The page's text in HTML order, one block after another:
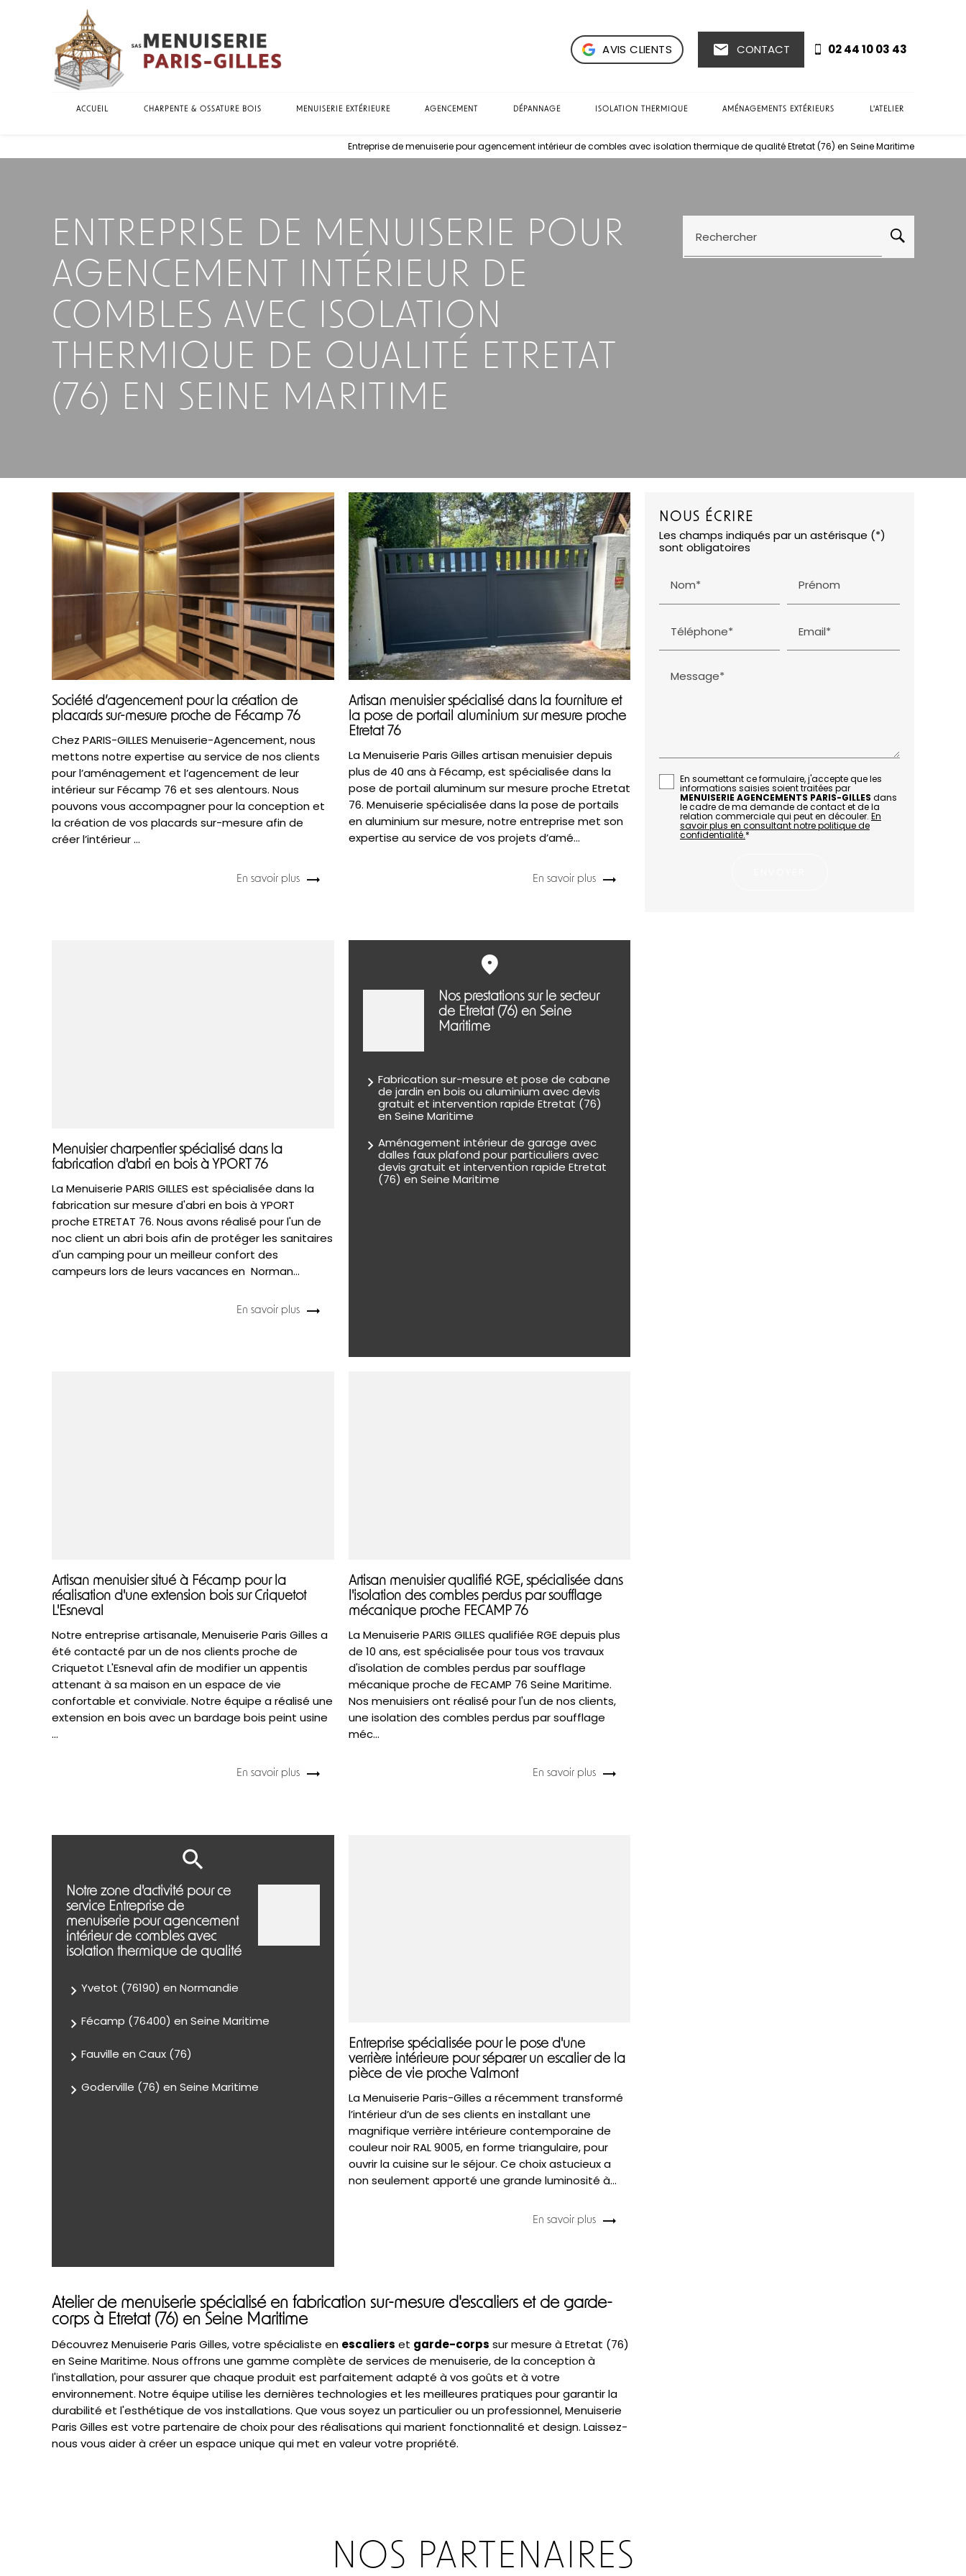
AVIS CLIENTS mail CONTACT 02 44 10 03 43
ACCUEIL CHARPENTE & OSSATURE BOIS MENUISERIE EXTÉRIEURE AGENCEMENT DÉPANNAGE ISOLATION THERMIQUE AMÉNAGEMENTS EXTÉRIEURS L'ATELIER
Entreprise de menuiserie pour agencement intérieur de combles avec isolation thermique de qualité Etretat (76) en Seine Maritime
ENTREPRISE DE MENUISERIE POUR
AGENCEMENT INTÉRIEUR DE
COMBLES AVEC ISOLATION
THERMIQUE DE QUALITÉ ETRETAT
(76) EN SEINE MARITIME
Rechercher
Société d’agencement pour la création de
placards sur-mesure proche de Fécamp 76
Chez PARIS-GILLES Menuiserie-Agencement, nous
mettons notre expertise au service de nos clients
pour l’aménagement et l’agencement de leur
intérieur sur Fécamp 76 et ses alentours. Nous
pouvons vous accompagner pour la conception et
la création de vos placards sur-mesure afin de
créer l’intérieur ...
En savoir plus
Artisan menuisier spécialisé dans la fourniture et
la pose de portail aluminium sur mesure proche
Etretat 76
La Menuiserie Paris Gilles artisan menuisier depuis
plus de 40 ans à Fécamp, est spécialisée dans la
pose de portail aluminum sur mesure proche Etretat
76. Menuiserie spécialisée dans la pose de portails
en aluminium sur mesure, notre entreprise met son
expertise au service de vos projets d’amé...
En savoir plus
Menuisier charpentier spécialisé dans la
fabrication d'abri en bois à YPORT 76
La Menuiserie PARIS GILLES est spécialisée dans la
fabrication sur mesure d'abri en bois à YPORT
proche ETRETAT 76. Nous avons réalisé pour l'un de
noc client un abri bois afin de protéger les sanitaires
d'un camping pour un meilleur confort des
campeurs lors de leurs vacances en Norman...
En savoir plus
Nos prestations sur le secteur
de Etretat (76) en Seine
Maritime
Fabrication sur-mesure et pose de cabane
de jardin en bois ou aluminium avec devis
gratuit et intervention rapide Etretat (76)
en Seine Maritime
Aménagement intérieur de garage avec
dalles faux plafond pour particuliers avec
devis gratuit et intervention rapide Etretat
(76) en Seine Maritime
Artisan menuisier situé à Fécamp pour la
réalisation d'une extension bois sur Criquetot
L'Esneval
Notre entreprise artisanale, Menuiserie Paris Gilles a
été contacté par un de nos clients proche de
Criquetot L'Esneval afin de modifier un appentis
attenant à sa maison en un espace de vie
confortable et conviviale. Notre équipe a réalisé une
extension en bois avec un bardage bois peint usine
...
En savoir plus
Artisan menuisier qualifié RGE, spécialisée dans
l'isolation des combles perdus par soufflage
mécanique proche FECAMP 76
La Menuiserie PARIS GILLES qualifiée RGE depuis plus
de 10 ans, est spécialisée pour tous vos travaux
d'isolation de combles perdus par soufflage
mécanique proche de FECAMP 76 Seine Maritime.
Nos menuisiers ont réalisé pour l'un de nos clients,
une isolation des combles perdus par soufflage
méc...
En savoir plus
Notre zone d'activité pour ce
service Entreprise de
menuiserie pour agencement
intérieur de combles avec
isolation thermique de qualité
Yvetot (76190) en Normandie
Fécamp (76400) en Seine Maritime
Fauville en Caux (76)
Goderville (76) en Seine Maritime
Entreprise spécialisée pour le pose d'une
verrière intérieure pour séparer un escalier de la
pièce de vie proche Valmont
La Menuiserie Paris-Gilles a récemment transformé
l’intérieur d’un de ses clients en installant une
magnifique verrière intérieure contemporaine de
couleur noir RAL 9005, en forme triangulaire, pour
ouvrir la cuisine sur le séjour. Ce choix astucieux a
non seulement apporté une grande luminosité à...
En savoir plus
Atelier de menuiserie spécialisé en fabrication sur-mesure d'escaliers et de garde-
corps à Etretat (76) en Seine Maritime
Découvrez Menuiserie Paris Gilles, votre spécialiste en escaliers et garde-corps sur mesure à Etretat (76)
en Seine Maritime. Nous offrons une gamme complète de services de menuiserie, de la conception à
l'installation, pour assurer que chaque produit est parfaitement adapté à vos goûts et à votre
environnement. Notre équipe utilise les dernières technologies et les meilleures pratiques pour garantir la
durabilité et l'esthétique de vos installations. Que vous soyez un particulier ou un professionnel, Menuiserie
Paris Gilles est votre partenaire de choix pour des réalisations qui marient fonctionnalité et design. Laissez-
nous vous aider à créer un espace unique qui met en valeur votre propriété.
NOUS ÉCRIRE
Les champs indiqués par un astérisque (*)
sont obligatoires
Nom* Prénom
Téléphone* Email*
Message*
En soumettant ce formulaire, j'accepte que les
informations saisies soient traitées par
MENUISERIE AGENCEMENTS PARIS-GILLES dans
le cadre de ma demande de contact et de la
relation commerciale qui peut en découler. En
savoir plus en consultant notre politique de
confidentialité.*
NOS PARTENAIRES
Panneau de gestion des cookies